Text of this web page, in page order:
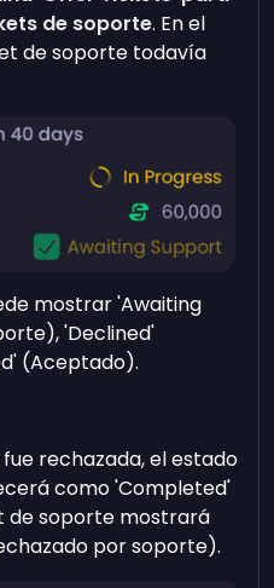
de soporte. En el
de soporte todavía
mostrar 'Awaiting
'Declined'
(Aceptado).
rechazada, el estado
como 'Completed'
de soporte mostrará
por soporte).